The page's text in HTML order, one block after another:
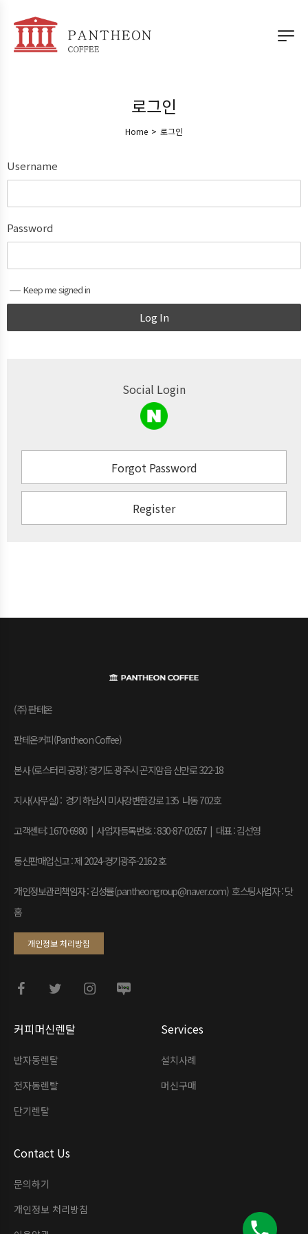
로그인
Home > 로그인
Username
Password
Keep me signed in
Log In
Social Login
Forgot Password
Register
커피머신렌탈
반자동렌탈
전자동렌탈
단기렌탈
Services
설치사례
머신구매
Contact Us
문의하기
개인정보 처리방침
(주) 판테온
판테온커피(Pantheon Coffee)
본사 (로스터리 공장): 경기도 광주시 곤지암읍 신만로 322-18
지사(사무실) : 경기 하남시 미사강변한강로 135 나동 702호
고객센터: 1670-6980 | 사업자등록번호 : 830-87-02657 | 대표 : 김선영
통신판매업신고 : 제 2024-경기광주-2162 호
개인정보관리책임자 : 김성률(pantheongroup@naver.com) 호스팅사업자 : 닷
홈
개인정보 처리방침